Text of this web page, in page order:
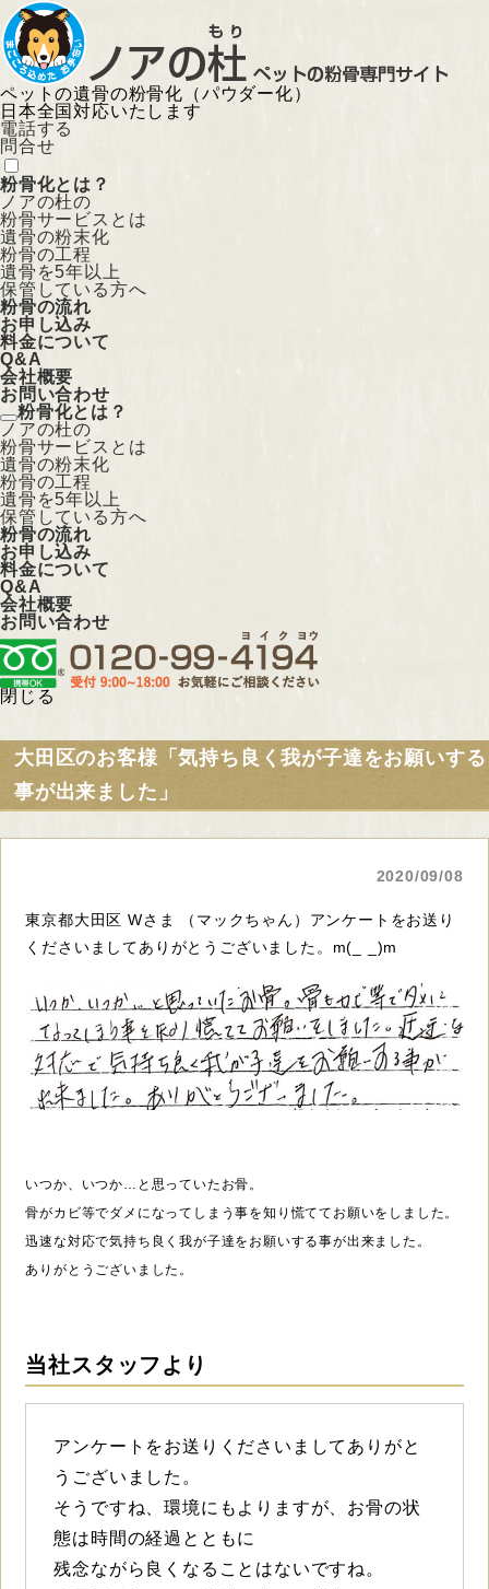
ペットの遺骨の粉骨化（パウダー化）
日本全国対応いたします
電話する
問合せ
粉骨化とは？
ノアの杜の
粉骨サービスとは
遺骨の粉末化
粉骨の工程
遺骨を5年以上
保管している方へ
粉骨の流れ
お申し込み
料金について
Q&A
会社概要
お問い合わせ
粉骨化とは？
ノアの杜の
粉骨サービスとは
遺骨の粉末化
粉骨の工程
遺骨を5年以上
保管している方へ
粉骨の流れ
お申し込み
料金について
Q&A
会社概要
お問い合わせ
閉じる
大田区のお客様「気持ち良く我が子達をお願いする
事が出来ました」
2020/09/08
東京都大田区 Wさま （マックちゃん）アンケートをお送り
くださいましてありがとうございました。m(_ _)m
いつか、いつか…と思っていたお骨。
骨がカビ等でダメになってしまう事を知り慌ててお願いをしました。
迅速な対応で気持ち良く我が子達をお願いする事が出来ました。
ありがとうございました。
当社スタッフより
アンケートをお送りくださいましてありがと
うございました。
そうですね、環境にもよりますが、お骨の状
態は時間の経過とともに
残念ながら良くなることはないですね。